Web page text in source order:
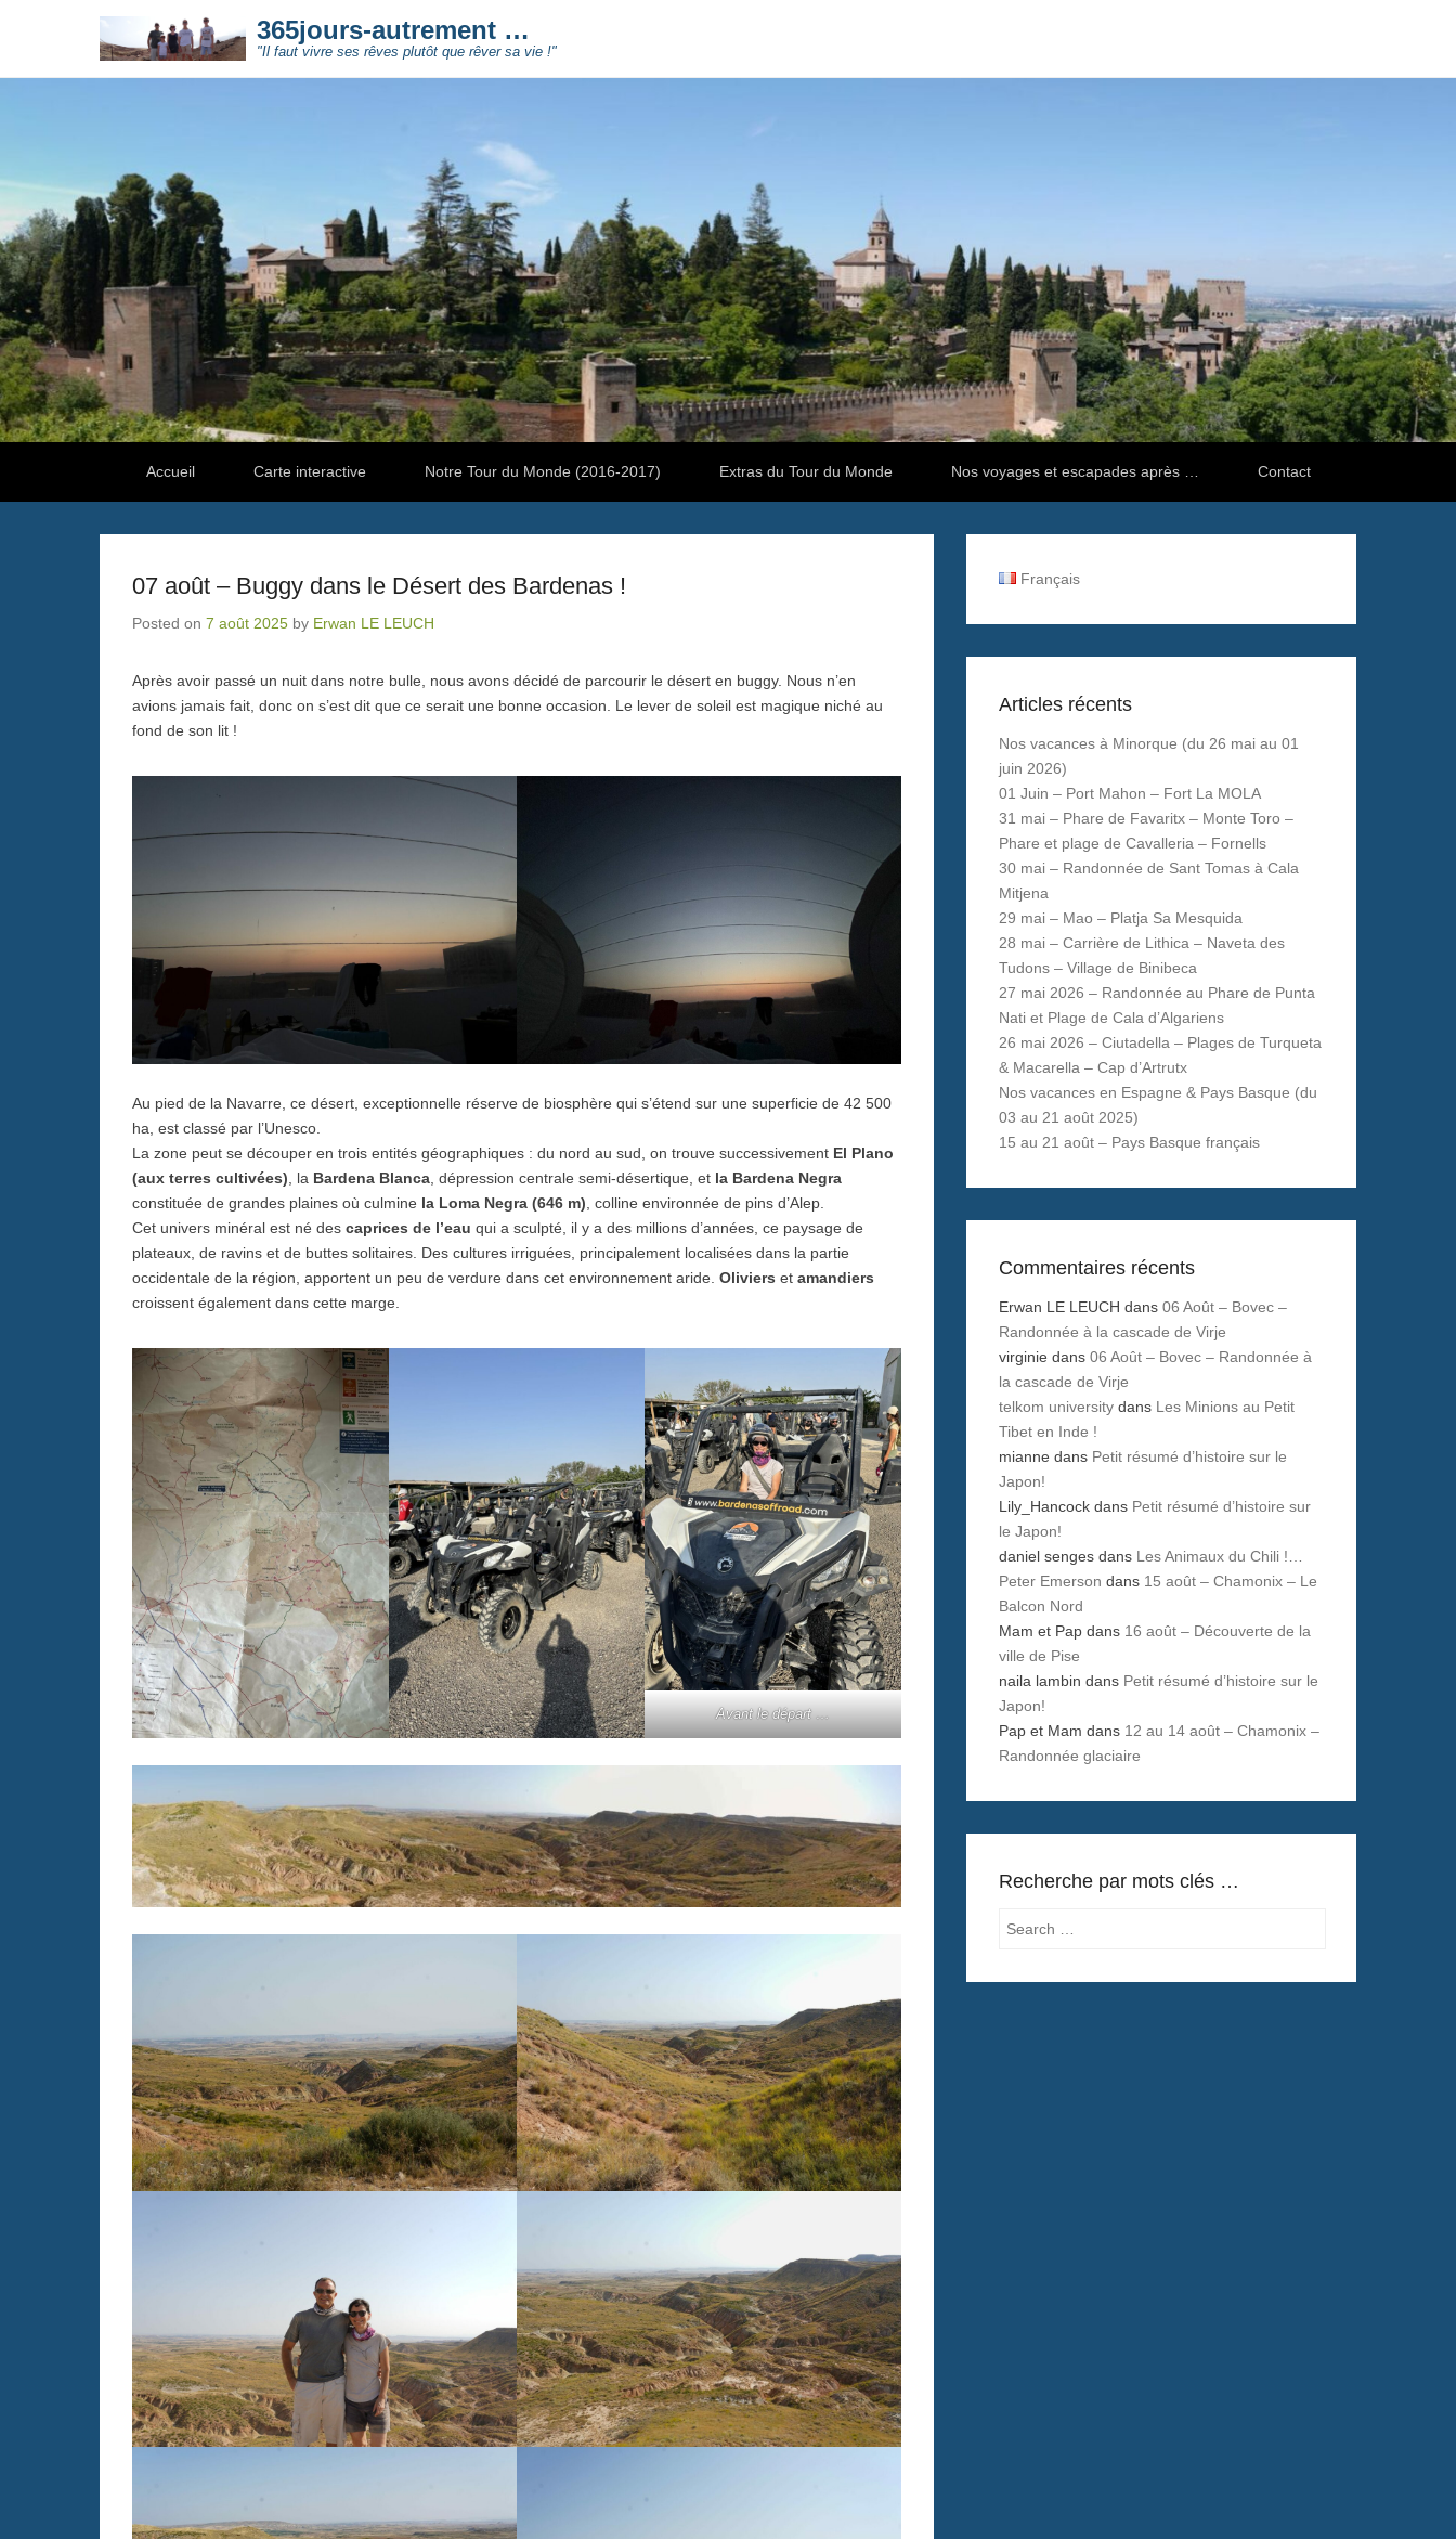
365jours-autrement …
"Il faut vivre ses rêves plutôt que rêver sa vie !"
Accueil
Carte interactive Notre Tour du Monde (2016-2017) Extras du Tour du Monde Nos voyages et escapades après … Contact
07 août – Buggy dans le Désert des Bardenas !
Posted on 7 août 2025 by Erwan LE LEUCH
Après avoir passé un nuit dans notre bulle, nous avons décidé de parcourir le désert en buggy. Nous n’en
avions jamais fait, donc on s’est dit que ce serait une bonne occasion. Le lever de soleil est magique niché au
fond de son lit !
Au pied de la Navarre, ce désert, exceptionnelle réserve de biosphère qui s’étend sur une superficie de 42 500
ha, est classé par l’Unesco.
La zone peut se découper en trois entités géographiques : du nord au sud, on trouve successivement El Plano
(aux terres cultivées) , la Bardena Blanca , dépression centrale semi-désertique, et la Bardena Negra
constituée de grandes plaines où culmine la Loma Negra (646 m) , colline environnée de pins d’Alep.
Cet univers minéral est né des caprices de l’eau qui a sculpté, il y a des millions d’années, ce paysage de
plateaux, de ravins et de buttes solitaires. Des cultures irriguées, principalement localisées dans la partie
occidentale de la région, apportent un peu de verdure dans cet environnement aride. Oliviers et amandiers
croissent également dans cette marge.
Avant le départ …
Français
Articles récents
Nos vacances à Minorque (du 26 mai au 01
juin 2026)
01 Juin – Port Mahon – Fort La MOLA
31 mai – Phare de Favaritx – Monte Toro –
Phare et plage de Cavalleria – Fornells
30 mai – Randonnée de Sant Tomas à Cala
Mitjena
29 mai – Mao – Platja Sa Mesquida
28 mai – Carrière de Lithica – Naveta des
Tudons – Village de Binibeca
27 mai 2026 – Randonnée au Phare de Punta
Nati et Plage de Cala d’Algariens
26 mai 2026 – Ciutadella – Plages de Turqueta
& Macarella – Cap d’Artrutx
Nos vacances en Espagne & Pays Basque (du
03 au 21 août 2025)
15 au 21 août – Pays Basque français
Commentaires récents
Erwan LE LEUCH dans 06 Août – Bovec –
Randonnée à la cascade de Virje
virginie dans 06 Août – Bovec – Randonnée à
la cascade de Virje
telkom university dans Les Minions au Petit
Tibet en Inde !
mianne dans Petit résumé d’histoire sur le
Japon!
Lily_Hancock dans Petit résumé d’histoire sur
le Japon!
daniel senges dans Les Animaux du Chili !…
Peter Emerson dans 15 août – Chamonix – Le
Balcon Nord
Mam et Pap dans 16 août – Découverte de la
ville de Pise
naila lambin dans Petit résumé d’histoire sur le
Japon!
Pap et Mam dans 12 au 14 août – Chamonix –
Randonnée glaciaire
Recherche par mots clés …
Search